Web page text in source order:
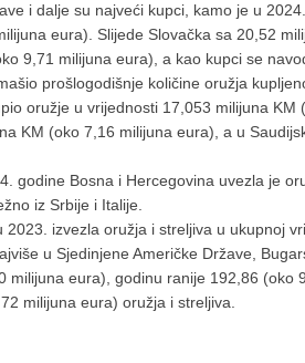
i dalje su najveći kupci, kamo je u
eura). Slijede Slovačka sa 20,52
9,71 milijuna eura), a kao kupci se
prošlogodišnje količine oružja
oružje u vrijednosti 17,053 milijuna
KM (oko 7,16 milijuna eura), a u
godine Bosna i Hercegovina uvezla je
iz Srbije i Italije.
2023. izvezla oružja i streljiva u ukupnoj
u Sjedinjene Američke Države,
milijuna eura), godinu ranije 192,86
milijuna eura) oružja i streljiva.